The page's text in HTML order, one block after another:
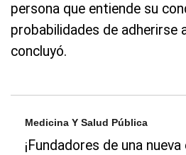
persona que entiende su
probabilidades de adherirse
concluyó.
Medicina Y Salud Pública
¡Fundadores de una nueva